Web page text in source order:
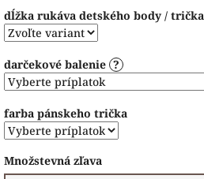
dĺžka rukáva detského body / trička
darčekové balenie ?
farba pánskeho trička
Množstevná zľava